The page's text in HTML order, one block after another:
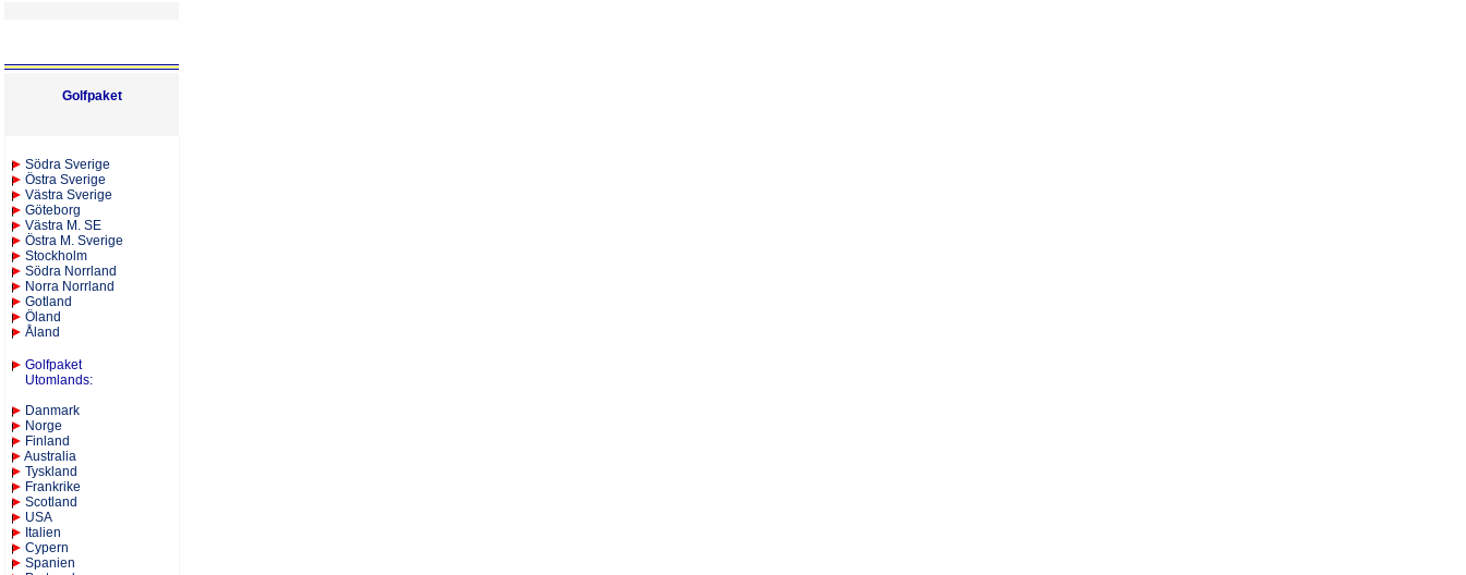
Golfpaket
Södra Sverige
Östra Sverige
Västra Sverige
Göteborg
Västra M. SE
Östra M. Sverige
Stockholm
Södra Norrland
Norra Norrland
Gotland
Öland
Åland
Golfpaket
Utomlands:
Danmark
Norge
Finland
Australia
Tyskland
Frankrike
Scotland
USA
Italien
Cypern
Spanien